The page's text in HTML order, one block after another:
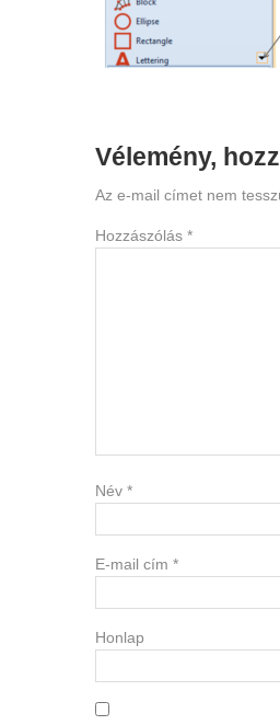
Reader
Interactions
Vélemény,
Az e-mail címet nem
Hozzászólás *
Név *
E-mail cím *
Honlap